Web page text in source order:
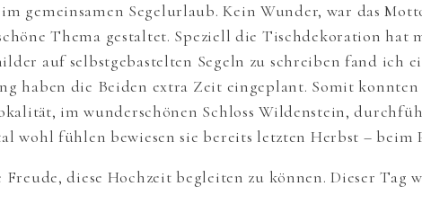
gemeinsamen Segelurlaub. Kein Wunder, war das
Thema gestaltet. Speziell die Tischdekoration hat
auf selbstgebastelten Segeln zu schreiben fand ich
haben die Beiden extra Zeit eingeplant. Somit konnten
im wunderschönen Schloss Wildenstein,
wohl fühlen bewiesen sie bereits letzten Herbst – beim
Freude, diese Hochzeit begleiten zu können. Dieser